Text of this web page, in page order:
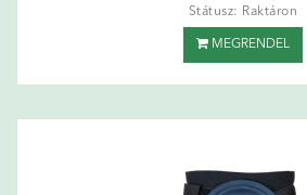
Státusz: Raktáron
MEGRENDEL